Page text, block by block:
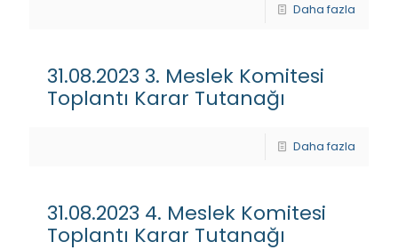
Daha fazla
31.08.2023 3. Meslek Komitesi
Toplantı Karar Tutanağı
Daha fazla
31.08.2023 4. Meslek Komitesi
Toplantı Karar Tutanağı